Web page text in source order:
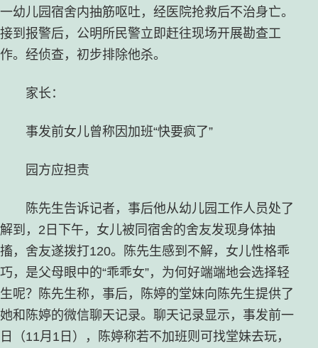
一幼儿园宿舍内抽筋呕吐，经医院抢救后不治身亡。
接到报警后，公明所民警立即赶往现场开展勘查工
作。经侦查，初步排除他杀。
家长：
事发前女儿曾称因加班“快要疯了”
园方应担责
陈先生告诉记者，事后他从幼儿园工作人员处了
解到，2日下午，女儿被同宿舍的舍友发现身体抽
搐，舍友遂拨打120。陈先生感到不解，女儿性格乖
巧，是父母眼中的“乖乖女”，为何好端端地会选择轻
生呢？陈先生称，事后，陈婷的堂妹向陈先生提供了
她和陈婷的微信聊天记录。聊天记录显示，事发前一
日（11月1日），陈婷称若不加班则可找堂妹去玩，